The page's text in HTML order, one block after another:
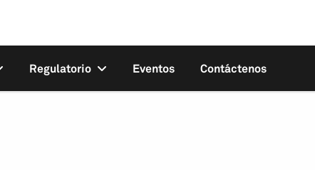
Regulatorio Eventos Contáctenos